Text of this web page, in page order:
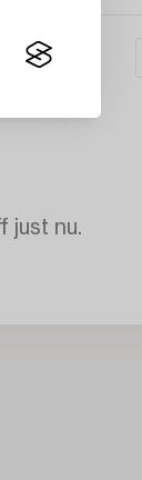
just nu.